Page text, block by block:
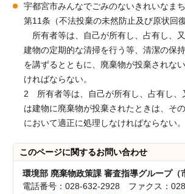
宇都宮市みんなでごみのないきれいなま
第11条（不法投棄の未然防止及び原状回復
所有者等は、自己が所有し、占有し、
建物の定期的な清掃を行う等、清潔の保
を講ずるとともに、廃棄物が投棄されな
ければならない。
2 所有者等は、自己が所有し、占有し、
は建物に廃棄物が投棄されたときは、そ
において適正に処理しなければならない。
このページに関するお問い合わせ
環境部 廃棄物政策課 審査指導グループ（
電話番号：028-632-2928 ファクス：